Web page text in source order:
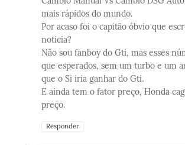
mais rápidos do mundo.
Por acaso foi o capitão óbvio que
noticia?
Não sou fanboy do Gti, mas esses
que esperados, sem um turbo e um
que o Si iria ganhar do Gti.
E ainda tem o fator preço, Honda
preço.
Responder